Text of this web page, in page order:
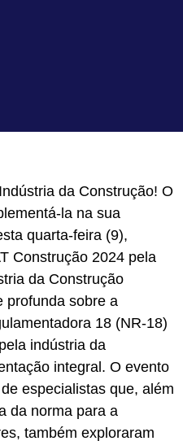
da Construção! O
la na sua
quarta-feira (9),
Construção 2024 pela
da Construção
profunda sobre a
18 (NR-18)
indústria da
integral. O evento
especialistas que, além
da norma para a
também exploraram